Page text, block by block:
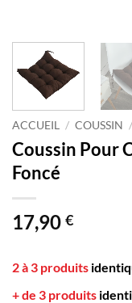
ACCUEIL / COUSSIN /
Coussin Pour
Foncé
17,90 €
2 à 3 produits
+ de 3 produits